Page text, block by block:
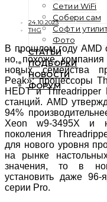
Сети и WiFi
Собери сам
Софт и
Фото
СТАТЬИ
ПОДБОРКИ
НОВОСТИ
ФОРУМ
24.10.2023
THG
В прошлом году AMD
но, похоже,
новых семейства
Peak»: процессоры
HEDT и
станций. AMD
94%
Xeon w9-3495X и
поколения
для нового уровня
на рынке
значения, то в
установить даже 96-
серии Pro.